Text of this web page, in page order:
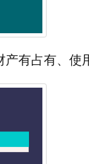
有占有、使